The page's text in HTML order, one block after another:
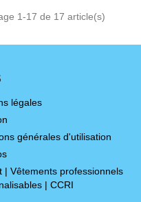
1-17 de 17 article(s)
légales
générales d'utilisation
| Vêtements professionnels
| CCRI